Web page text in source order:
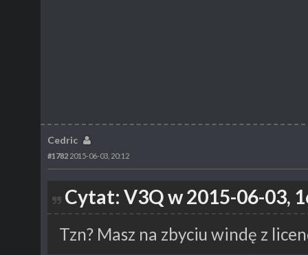
Cedric
#1782 2015-06-03, 20:12
Cytat: V3Q w 2015-06-03,
Tzn? Masz na zbyciu windę z